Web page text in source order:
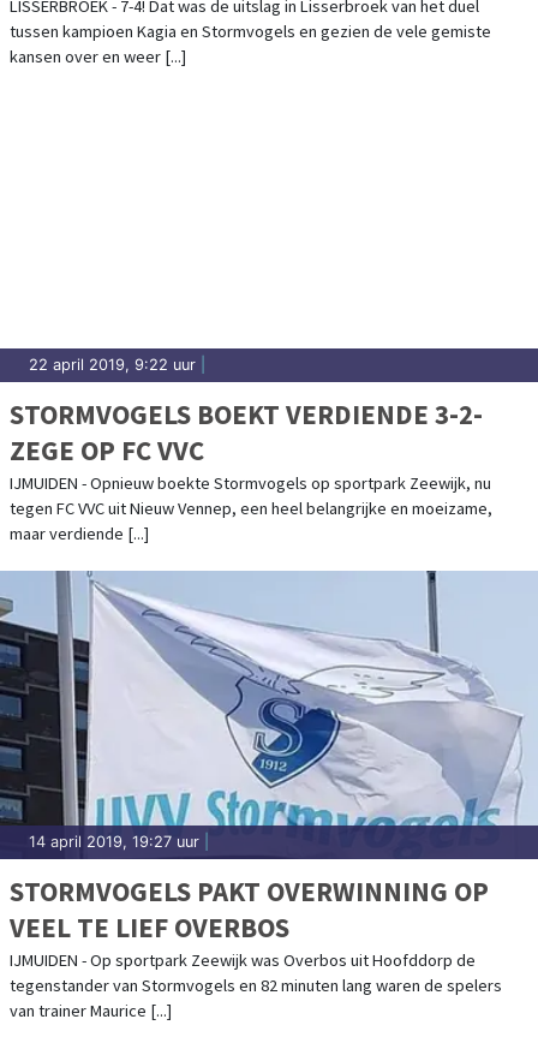
LISSERBROEK - 7-4! Dat was de uitslag in Lisserbroek van het duel
tussen kampioen Kagia en Stormvogels en gezien de vele gemiste
kansen over en weer [...]
22 april 2019, 9:22 uur
STORMVOGELS BOEKT VERDIENDE 3-2-
ZEGE OP FC VVC
IJMUIDEN - Opnieuw boekte Stormvogels op sportpark Zeewijk, nu
tegen FC VVC uit Nieuw Vennep, een heel belangrijke en moeizame,
maar verdiende [...]
14 april 2019, 19:27 uur
STORMVOGELS PAKT OVERWINNING OP
VEEL TE LIEF OVERBOS
IJMUIDEN - Op sportpark Zeewijk was Overbos uit Hoofddorp de
tegenstander van Stormvogels en 82 minuten lang waren de spelers
van trainer Maurice [...]